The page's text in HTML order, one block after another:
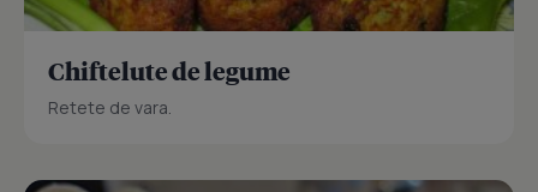
Chiftelute de legume
Retete de vara.